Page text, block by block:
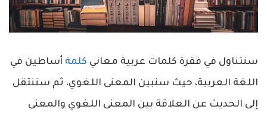
سنتناول في فقرة كلمات عربية معاني كلمة أساطين في
اللغة العربية، حيث سنبين المعنى اللغوي، ثم سننتقل
إلى الحديث عن العلاقة بين المعنى اللغوي والمعنى